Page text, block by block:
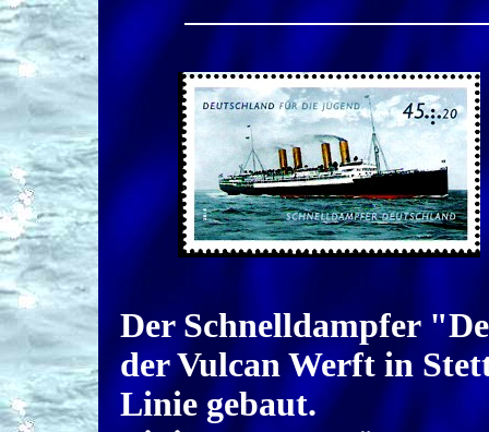
Der Schnelldampfer
der Vulcan Werft in
Linie gebaut.